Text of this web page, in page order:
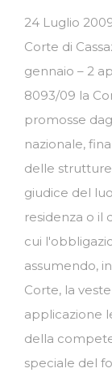
24 Luglio
Corte di
gennaio – 2
8093/09 la
promosse
nazionale,
delle
giudice del
residenza o il
cui
assumendo,
Corte, la
applicazione
della
speciale del